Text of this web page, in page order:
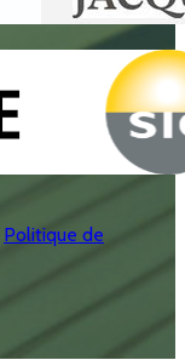
Politique de